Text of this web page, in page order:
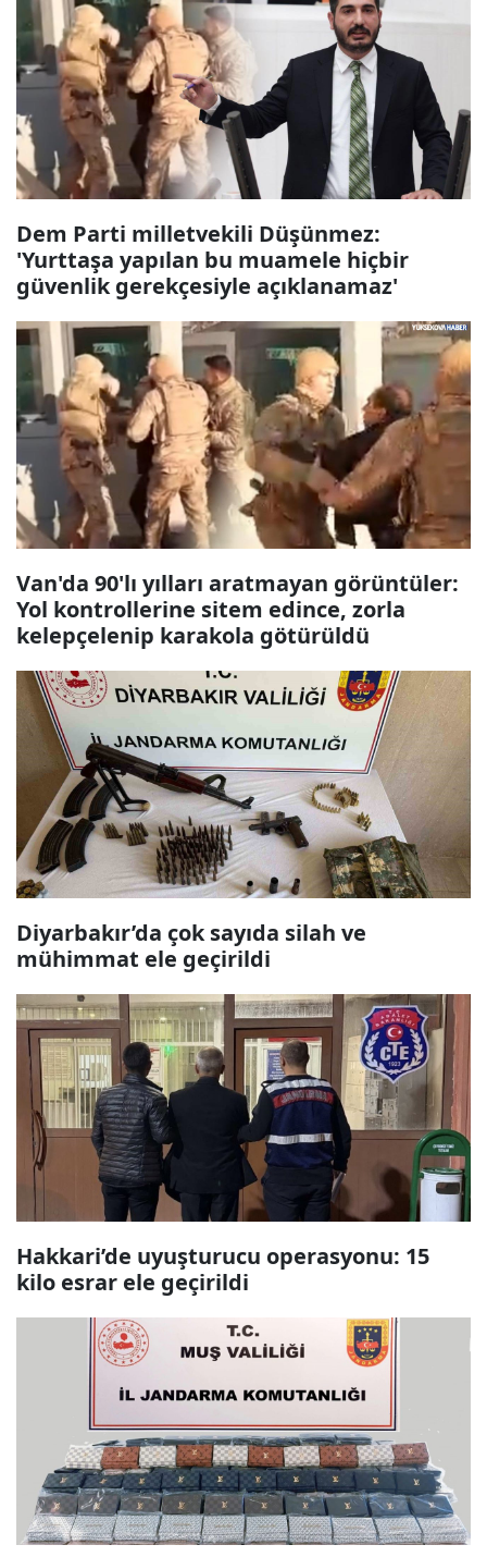
Dem Parti milletvekili Düşünmez:
'Yurttaşa yapılan bu muamele hiçbir
güvenlik gerekçesiyle açıklanamaz'
Van'da 90'lı yılları aratmayan görüntüler:
Yol kontrollerine sitem edince, zorla
kelepçelenip karakola götürüldü
Diyarbakır’da çok sayıda silah ve
mühimmat ele geçirildi
Hakkari’de uyuşturucu operasyonu: 15
kilo esrar ele geçirildi